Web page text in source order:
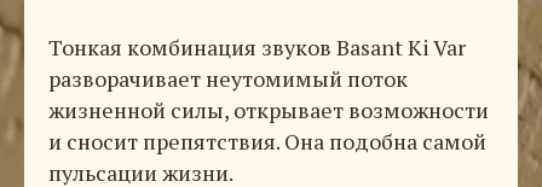
Тонкая комбинация звуков Basant Ki Var
разворачивает неутомимый поток
жизненной силы, открывает возможности
и сносит препятствия. Она подобна самой
пульсации жизни.